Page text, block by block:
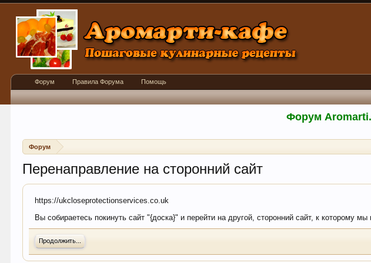
Форум
Форум
Перенаправление на сторонний сайт
https://ukcloseprotectionservices.co.uk
Вы собираетесь покинуть сайт "{доска}" и перейти на другой, сторонний сайт, к
Продолжить...
Форум Правила Форума Помощь